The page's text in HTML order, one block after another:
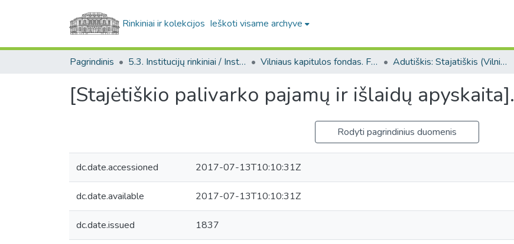
Rinkiniai ir kolekcijos Ieškoti visame archyve
Pagrindinis 5.3. Institucijų rinkiniai / Institutional collections Vilniaus kapitulos fondas. F43 Adutiškis: Stajatiškis (Vilniaus kapitulos fondas. F43. Bažnytinės valdos)
[Stajėtiškio palivarko pajamų ir išlaidų apyskaita].
Rodyti pagrindinius duomenis
dc.date.accessioned 2017-07-13T10:10:31Z
dc.date.available 2017-07-13T10:10:31Z
dc.date.issued 1837